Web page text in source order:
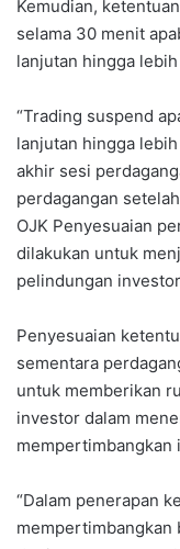
Kemudian,
selama 30 menit
lanjutan hingga lebih
“Trading suspend
lanjutan hingga
akhir sesi
perdagangan
OJK Penyesuaian
dilakukan untuk
pelindungan
Penyesuaian
sementara
untuk memberikan
investor dalam
mempertimbangkan
“Dalam penerapan
mempertimbangkan